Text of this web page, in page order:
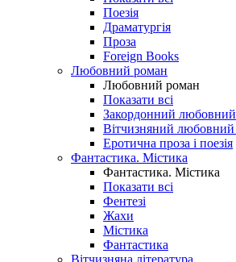
Поезія
Драматургія
Проза
Foreign Books
Любовний роман
Любовний роман
Показати всі
Закордонний
Вітчизняний
Еротична проза і поезія
Фантастика. Містика
Фантастика. Містика
Показати всі
Фентезі
Жахи
Містика
Фантастика
Вітчизняна література